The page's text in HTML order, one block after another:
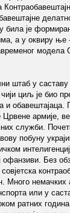
била је
а у оквиру ње
модела
штаб у
циљ је био
и
Црвене армије,
служби.
побуну
Без
Много немачких
или у
ратних